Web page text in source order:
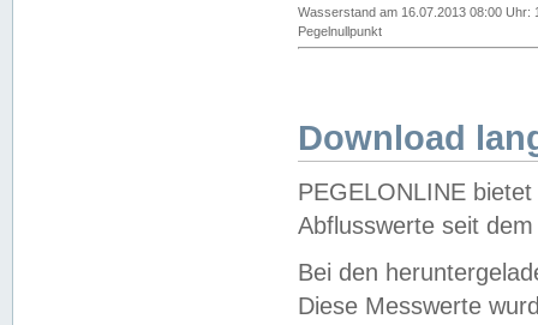
Wasserstand am 16.07.2013 08:00 Uhr:
Pegelnullpunkt
Download
PEGELONLINE
Abflusswerte seit
Bei den
Diese Messwerte